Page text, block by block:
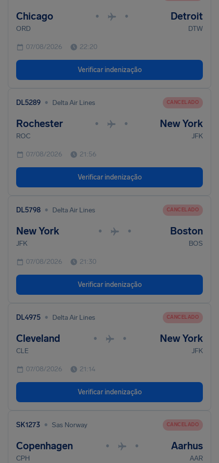
Chicago • • Detroit
ORD DTW
07/08/2026 22:20
Verificar indenização
DL5289 • Delta Air Lines CANCELADO
Rochester • • New York
ROC JFK
07/08/2026 21:56
Verificar indenização
DL5798 • Delta Air Lines CANCELADO
New York • • Boston
JFK BOS
07/08/2026 21:30
Verificar indenização
DL4975 • Delta Air Lines CANCELADO
Cleveland • • New York
CLE JFK
07/08/2026 21:14
Verificar indenização
SK1273 • Sas Norway CANCELADO
Copenhagen • • Aarhus
CPH AAR